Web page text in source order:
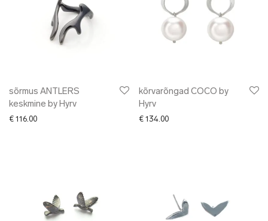
sõrmus ANTLERS
keskmine by Hyrv
€ 116.00
kõrvarõngad COCO by
Hyrv
€ 134.00